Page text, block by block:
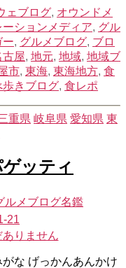
ェブログ, オウンドメ
ーションメディア, グル
ー, グルメブログ, ブロ
古屋, 地元, 地域, 地域ブ
市, 東海, 東海地方, 食
歩きブログ, 食レポ
重県 岐阜県 愛知県 東
ッティ
ルメブログ名鑑
21
りません
な げっかんあんかけ